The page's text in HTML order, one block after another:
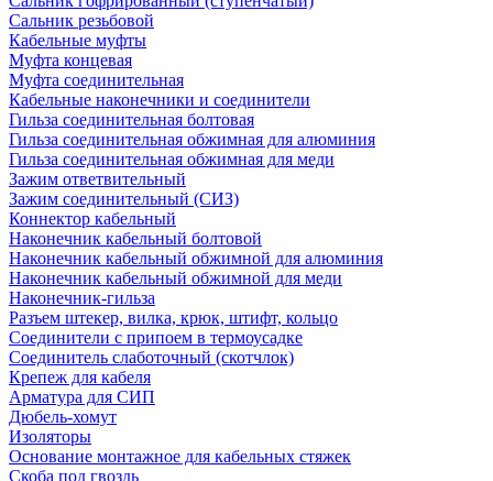
Сальник резьбовой
Кабельные муфты
Муфта концевая
Муфта соединительная
Кабельные наконечники и соединители
Гильза соединительная болтовая
Гильза соединительная обжимная для алюминия
Гильза соединительная обжимная для меди
Зажим ответвительный
Зажим соединительный (СИЗ)
Коннектор кабельный
Наконечник кабельный болтовой
Наконечник кабельный обжимной для алюминия
Наконечник кабельный обжимной для меди
Наконечник-гильза
Разъем штекер, вилка, крюк, штифт, кольцо
Соединители с припоем в термоусадке
Соединитель слаботочный (скотчлок)
Крепеж для кабеля
Арматура для СИП
Дюбель-хомут
Изоляторы
Основание монтажное для кабельных стяжек
Скоба под гвоздь